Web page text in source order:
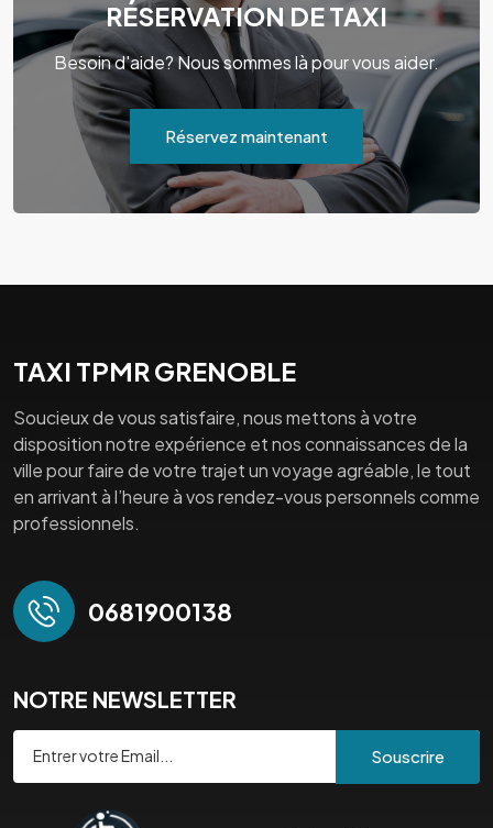
RÉSERVATION DE TAXI
Besoin d'aide? Nous sommes là pour vous aider.
Réservez maintenant
TAXI TPMR GRENOBLE
Soucieux de vous satisfaire, nous mettons à votre
disposition notre expérience et nos connaissances de la
ville pour faire de votre trajet un voyage agréable, le tout
en arrivant à l’heure à vos rendez-vous personnels comme
professionnels.
0681900138
NOTRE NEWSLETTER
Souscrire